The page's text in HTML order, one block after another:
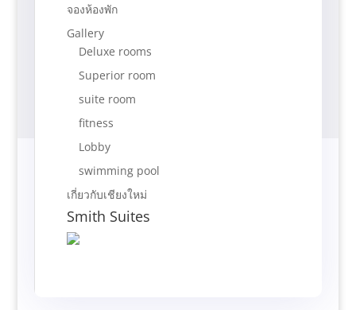
จองห้องพัก
Gallery
Deluxe rooms
Superior room
suite room
fitness
Lobby
swimming pool
เกี่ยวกับเชียงใหม่
Smith Suites